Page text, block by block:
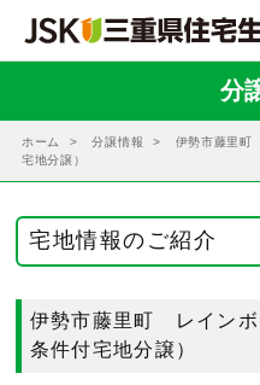
分
ホーム 分譲情報
伊勢市藤里町
宅地分譲）
宅地情報のご紹介
伊勢市藤里町 レインボ
条件付宅地分譲）